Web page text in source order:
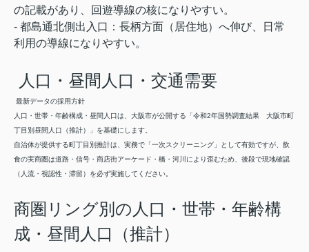
の記載があり、回遊導線の核になりやすい。
- 都島通北側出入口：長柄方面（居住地）へ伸び、日常
利用の導線になりやすい。
人口・昼間人口・交通需要
最新データの採用方針
人口・世帯・年齢構成・昼間人口は、大阪市が公開する「令和2年国勢調査結果 大阪市町
丁目別昼間人口（推計）」を基礎にします。
自治体が提供する町丁目別推計は、実務で「一次スクリーニング」として有効ですが、飲
食の実商圏は道路・信号・商店街アーケード・橋・河川により歪むため、後段で現地確認
（人流・視認性・滞留）を必ず実施してください。
商圏リング別の人口・世帯・年齢構
成・昼間人口（推計）